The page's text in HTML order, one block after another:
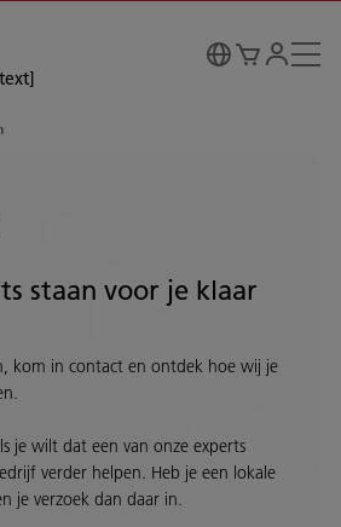
staan voor je klaar
kom in contact en ontdek hoe wij je
je wilt dat een van onze experts
verder helpen. Heb je een lokale
je verzoek dan daar in.